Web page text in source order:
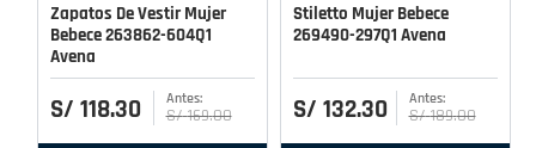
Zapatos De Vestir Mujer
Bebece 263862-604Q1
Avena
S/ 118.30 S/ 169.00
Stiletto Mujer Bebece
269490-297Q1 Avena
S/ 132.30 S/ 189.00